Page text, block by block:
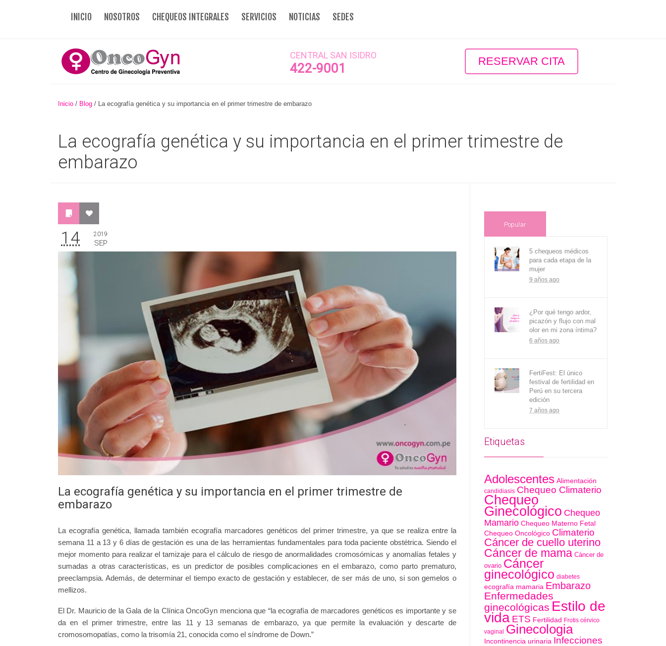
INICIO NOSOTROS CHEQUEOS INTEGRALES SERVICIOS NOTICIAS SEDES
CENTRAL SAN ISIDRO
422-9001 RESERVAR CITA
Inicio / Blog / La ecografía genética y su importancia en el primer trimestre de embarazo
La ecografía genética y su importancia en el primer trimestre de
embarazo
14 2019
SEP
La ecografía genética y su importancia en el primer trimestre de
embarazo
La ecografía genética, llamada también ecografía marcadores genéticos del primer trimestre, ya que se realiza entre la
semana 11 a 13 y 6 días de gestación es una de las herramientas fundamentales para toda paciente obstétrica. Siendo el
mejor momento para realizar el tamizaje para el cálculo de riesgo de anormalidades cromosómicas y anomalías fetales y
sumadas a otras características, es un predictor de posibles complicaciones en el embarazo, como parto prematuro,
preeclampsia. Además, de determinar el tiempo exacto de gestación y establecer, de ser más de uno, si son gemelos o
mellizos.
El Dr. Mauricio de la Gala de la Clínica OncoGyn menciona que “la ecografía de marcadores genéticos es importante y se
da en el primer trimestre, entre las 11 y 13 semanas de embarazo, ya que permite la evaluación y descarte de
cromosomopatías, como la trisomía 21, conocida como el síndrome de Down.”
Popular
5 chequeos médicos
para cada etapa de la
mujer
9 años ago
¿Por qué tengo ardor,
picazón y flujo con mal
olor en mi zona íntima?
6 años ago
FertiFest: El único
festival de fertilidad en
Perú en su tercera
edición
7 años ago
Etiquetas
Adolescentes Alimentación
candidiasis Chequeo Climaterio
Chequeo
Ginecológico Chequeo
Mamario Chequeo Materno Fetal
Chequeo Oncológico Climaterio
Cáncer de cuello uterino
Cáncer de mama Cáncer de
ovario Cáncer
ginecológico diabetes
ecografía mamaria Embarazo
Enfermedades
ginecológicas Estilo de
vida ETS Fertilidad Frotis cérvico
vaginal Ginecologia
Incontinencia urinaria Infecciones